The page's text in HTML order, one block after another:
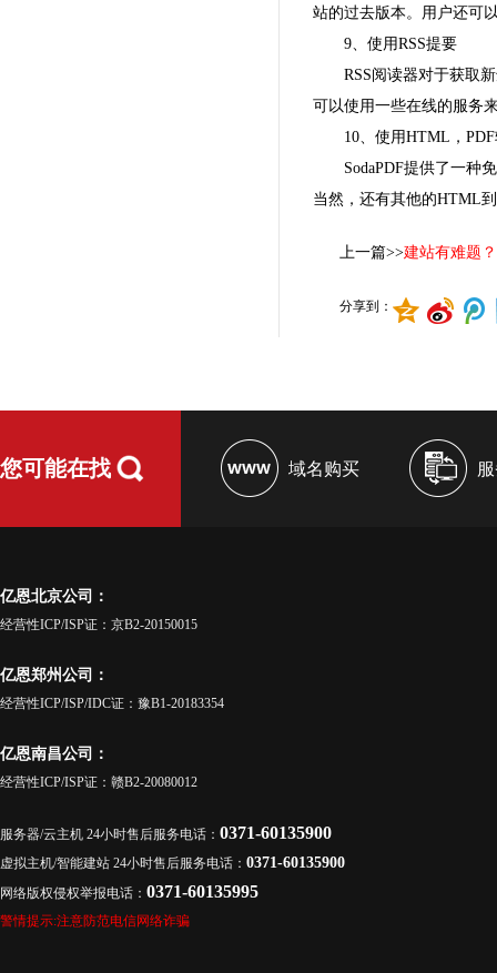
站的过去版本。用户还可
9、使用RSS提要
RSS阅读器对于获取
可以使用一些在线的服务
10、使用HTML，
SodaPDF提供了一种
当然，还有其他的HTML
上一篇>>建站有难题
分享到：
您可能在找 域名购买
亿恩北京公司：
经营性ICP/ISP证：京B2-20150015
亿恩郑州公司：
经营性ICP/ISP/IDC证：豫B1-20183354
亿恩南昌公司：
经营性ICP/ISP证：赣B2-20080012
服务器/云主机 24小时售后服务电话： 0371-60135900
虚拟主机/智能建站 24小时售后服务电话： 0371-60135900
网络版权侵权举报电话： 0371-60135995
警情提示:注意防范电信网络诈骗